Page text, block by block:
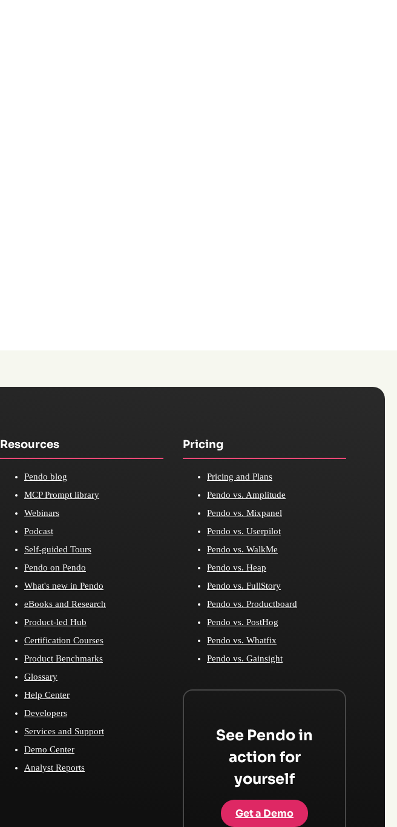
Resources
Pendo blog
MCP Prompt library
Webinars
Podcast
Self-guided Tours
Pendo on Pendo
What's new in Pendo
eBooks and Research
Product-led Hub
Certification Courses
Product Benchmarks
Glossary
Help Center
Developers
Services and Support
Demo Center
Analyst Reports
Pricing
Pricing and Plans
Pendo vs. Amplitude
Pendo vs. Mixpanel
Pendo vs. Userpilot
Pendo vs. WalkMe
Pendo vs. Heap
Pendo vs. FullStory
Pendo vs. Productboard
Pendo vs. PostHog
Pendo vs. Whatfix
Pendo vs. Gainsight
See Pendo in
action for
yourself
Get a Demo